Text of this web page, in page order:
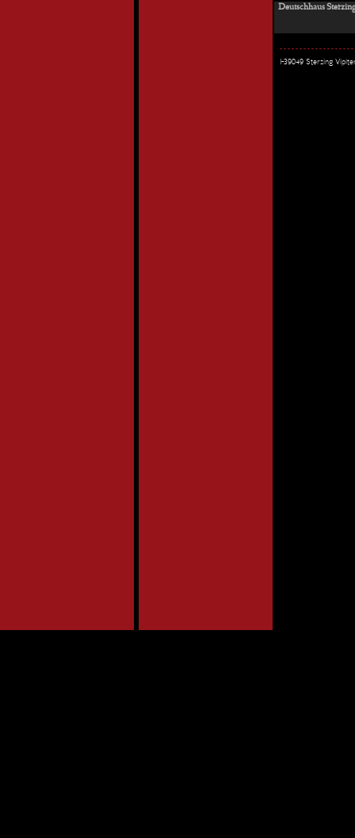
Deutschhaus
I-39049 Sterzing